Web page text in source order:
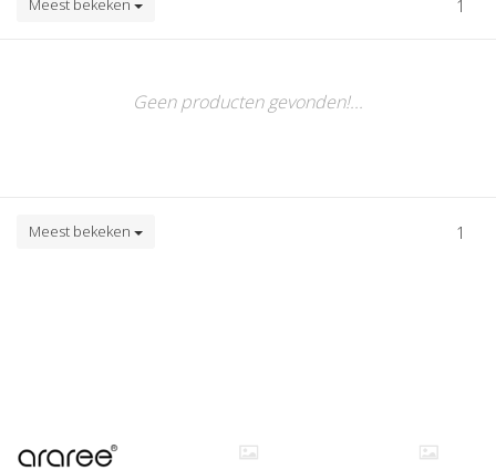
Meest bekeken 1
Geen producten gevonden!...
Meest bekeken 1